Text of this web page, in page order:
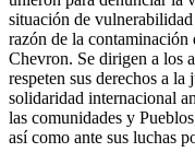
situación de
razón de la contaminación
Chevron. Se dirigen a los
respeten sus derechos a
solidaridad internacional
las comunidades y
así como ante sus luchas